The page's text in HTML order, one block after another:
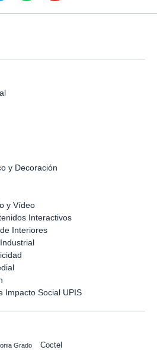
y Decoración
y Vídeo
Interactivos
Interiores
Impacto Social UPIS
Grado Coctel